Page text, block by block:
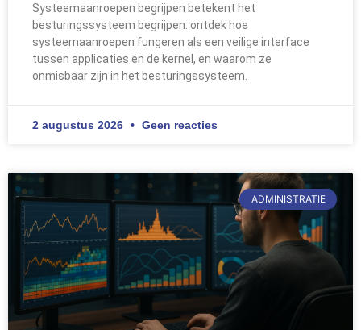
Systeemaanroepen begrijpen betekent het
besturingssysteem begrijpen: ontdek hoe
systeemaanroepen fungeren als een veilige interface
tussen applicaties en de kernel, en waarom ze
onmisbaar zijn in het besturingssysteem.
2 augustus 2026 Geen reacties
ADMINISTRATIE